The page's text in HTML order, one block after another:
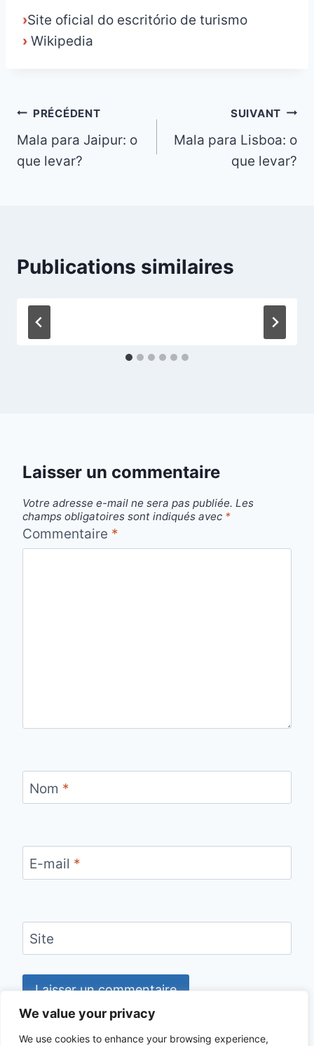
We value your privacy
We use cookies to enhance your browsing experience,
›Site oficial do escritório de turismo
› Wikipedia
Navigation
de
l’article
PRÉCÉDENT
Mala para Jaipur: o
que levar?
SUIVANT
Mala para Lisboa: o
que levar?
Publications similaires
Laisser un commentaire
Votre adresse e-mail ne sera pas publiée. Les
champs obligatoires sont indiqués avec *
Commentaire *
Nom *
E-mail *
Site